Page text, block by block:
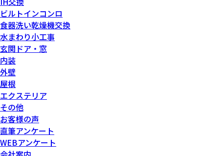
ビルトインコンロ
食器洗い乾燥機交換
水まわり小工事
玄関ドア・窓
内装
外壁
屋根
エクステリア
その他
お客様の声
直筆アンケート
WEBアンケート